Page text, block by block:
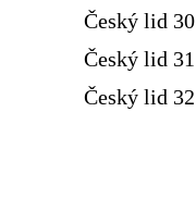
Český lid 30
Český lid 31
Český lid 32